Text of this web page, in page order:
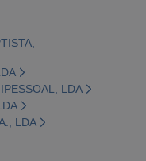
LDA
LDA